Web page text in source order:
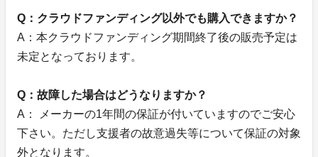
Q：クラウドファンディング以外でも購入できますか？
A：本クラウドファンディング期間終了後の販売予定は
未定となっております。
Q：故障した場合はどうなりますか？
A： メーカーの1年間の保証が付いていますのでご安心
下さい。ただし支援者の故意過失等について保証の対象
外となります。